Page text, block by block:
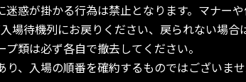
惑が掛かる行為は禁止となります。マナー
場待機列にお戻りください、戻られない場
類は必ず各自で撤去してください。
、入場の順番を確約するものではございま